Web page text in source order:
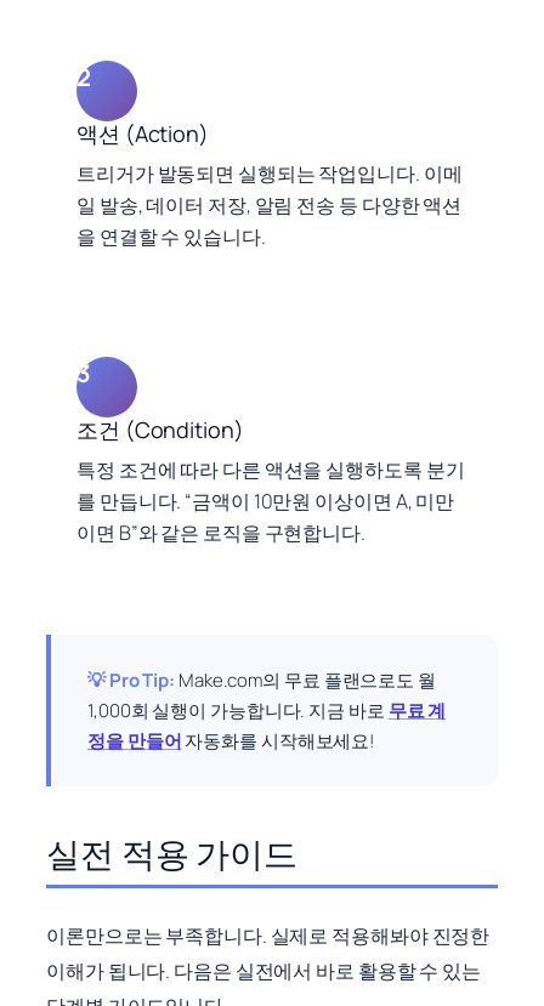
2
액션 (Action)
트리거가 발동되면 실행되는 작업입니다. 이메
일 발송, 데이터 저장, 알림 전송 등 다양한 액션
을 연결할 수 있습니다.
3
조건 (Condition)
특정 조건에 따라 다른 액션을 실행하도록 분기
를 만듭니다. “금액이 10만원 이상이면 A, 미만
이면 B”와 같은 로직을 구현합니다.
💡 Pro Tip: Make.com의 무료 플랜으로도 월
1,000회 실행이 가능합니다. 지금 바로 무료 계
정을 만들어자동화를 시작해보세요!
실전 적용 가이드
이론만으로는 부족합니다. 실제로 적용해봐야 진정한
이해가 됩니다. 다음은 실전에서 바로 활용할 수 있는